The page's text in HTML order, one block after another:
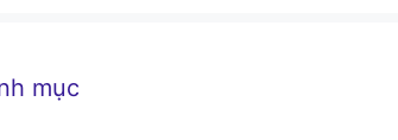
mục